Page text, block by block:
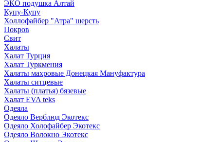
ЭКО подушка Алтай
Купу-Купу
Холлофайбер "Атра" шерсть
Покров
Свит
Халаты
Халат Турция
Халат Туркмения
Халаты махровые Донецкая Мануфактура
Халаты ситцевые
Халаты (платья) бязевые
Халат EVA teks
Одеяла
Одеяло Верблюд Экотекс
Одеяло Холофайбер Экотекс
Одеяло Волокно Экотекс